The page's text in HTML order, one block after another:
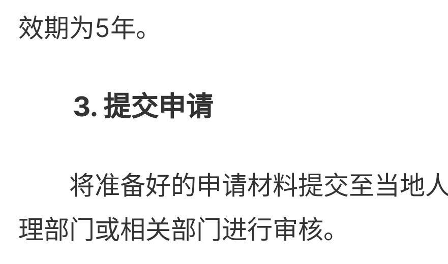
效期为5年。
3. 提交申请
将准备好的申请材料提交至当地
理部门或相关部门进行审核。